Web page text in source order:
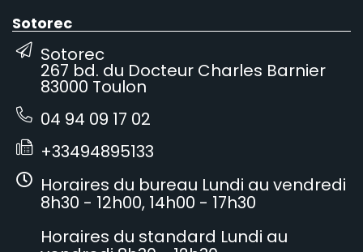
Sotorec
Sotorec
267 bd. du Docteur Charles Barnier
83000 Toulon
04 94 09 17 02
+33494895133
Horaires du bureau Lundi au vendredi
8h30 - 12h00, 14h00 - 17h30
Horaires du standard Lundi au